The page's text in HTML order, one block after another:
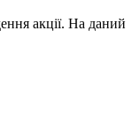
акції. На даний